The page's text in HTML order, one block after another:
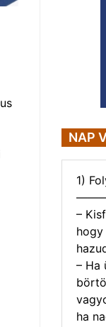
NAP
1)
–
– Ha
ha